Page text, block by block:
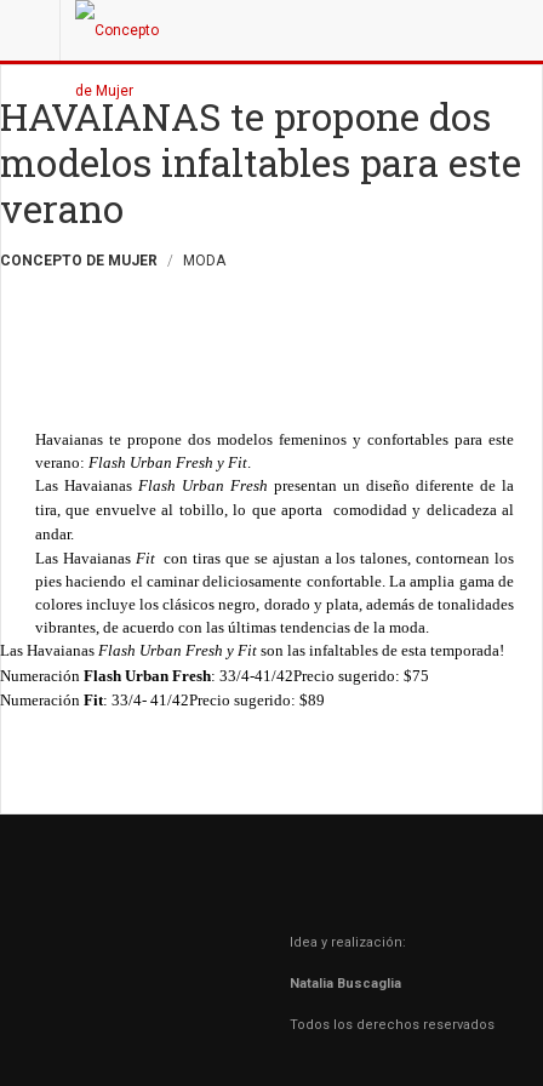
HAVAIANAS te propone dos
modelos infaltables para este
verano
CONCEPTO DE MUJER MODA
Havaianas te propone dos modelos femeninos y confortables para este
verano: Flash Urban Fresh y Fit.
Las Havaianas Flash Urban Fresh presentan un diseño diferente de la
tira, que envuelve al tobillo, lo que aporta comodidad y delicadeza al
andar.
Las Havaianas Fit con tiras que se ajustan a los talones, contornean los
pies haciendo el caminar deliciosamente confortable. La amplia gama de
colores incluye los clásicos negro, dorado y plata, además de tonalidades
vibrantes, de acuerdo con las últimas tendencias de la moda.
Las Havaianas Flash Urban Fresh y Fit son las infaltables de esta temporada!
Numeración Flash Urban Fresh: 33/4-41/42Precio sugerido: $75
Numeración Fit: 33/4- 41/42Precio sugerido: $89
Idea y realización:
Natalia Buscaglia
Todos los derechos reservados